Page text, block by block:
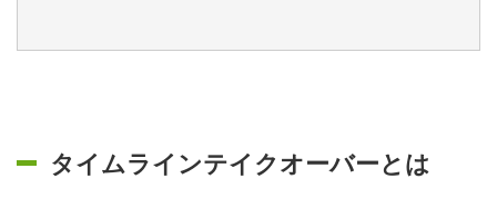
タイムラインテイクオーバーとは